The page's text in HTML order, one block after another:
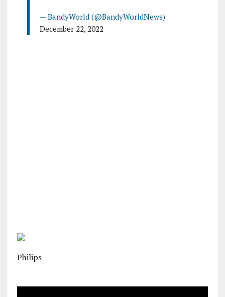
— BandyWorld (@BandyWorldNews)
December 22, 2022
Philips